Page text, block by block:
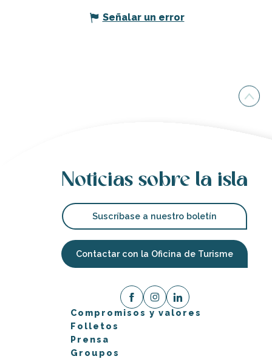
Señalar un error
Noticias sobre la isla
Suscríbase a nuestro boletín
Contactar con la Oficina de Turisme
Compromisos y valores
Folletos
Prensa
Groupos